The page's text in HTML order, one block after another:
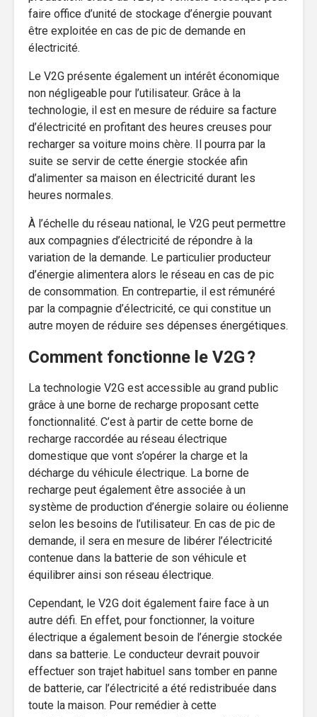
faire office d’unité de stockage d’énergie pouvant
être exploitée en cas de pic de demande en
électricité.
Le V2G présente également un intérêt économique
non négligeable pour l’utilisateur. Grâce à la
technologie, il est en mesure de réduire sa facture
d’électricité en profitant des heures creuses pour
recharger sa voiture moins chère. Il pourra par la
suite se servir de cette énergie stockée afin
d’alimenter sa maison en électricité durant les
heures normales.
À l’échelle du réseau national, le V2G peut permettre
aux compagnies d’électricité de répondre à la
variation de la demande. Le particulier producteur
d’énergie alimentera alors le réseau en cas de pic
de consommation. En contrepartie, il est rémunéré
par la compagnie d’électricité, ce qui constitue un
autre moyen de réduire ses dépenses énergétiques.
Comment fonctionne le V2G ?
La technologie V2G est accessible au grand public
grâce à une borne de recharge proposant cette
fonctionnalité. C’est à partir de cette borne de
recharge raccordée au réseau électrique
domestique que vont s’opérer la charge et la
décharge du véhicule électrique. La borne de
recharge peut également être associée à un
système de production d’énergie solaire ou éolienne
selon les besoins de l’utilisateur. En cas de pic de
demande, il sera en mesure de libérer l’électricité
contenue dans la batterie de son véhicule et
équilibrer ainsi son réseau électrique.
Cependant, le V2G doit également faire face à un
autre défi. En effet, pour fonctionner, la voiture
électrique a également besoin de l’énergie stockée
dans sa batterie. Le conducteur devrait pouvoir
effectuer son trajet habituel sans tomber en panne
de batterie, car l’électricité a été redistribuée dans
toute la maison. Pour remédier à cette